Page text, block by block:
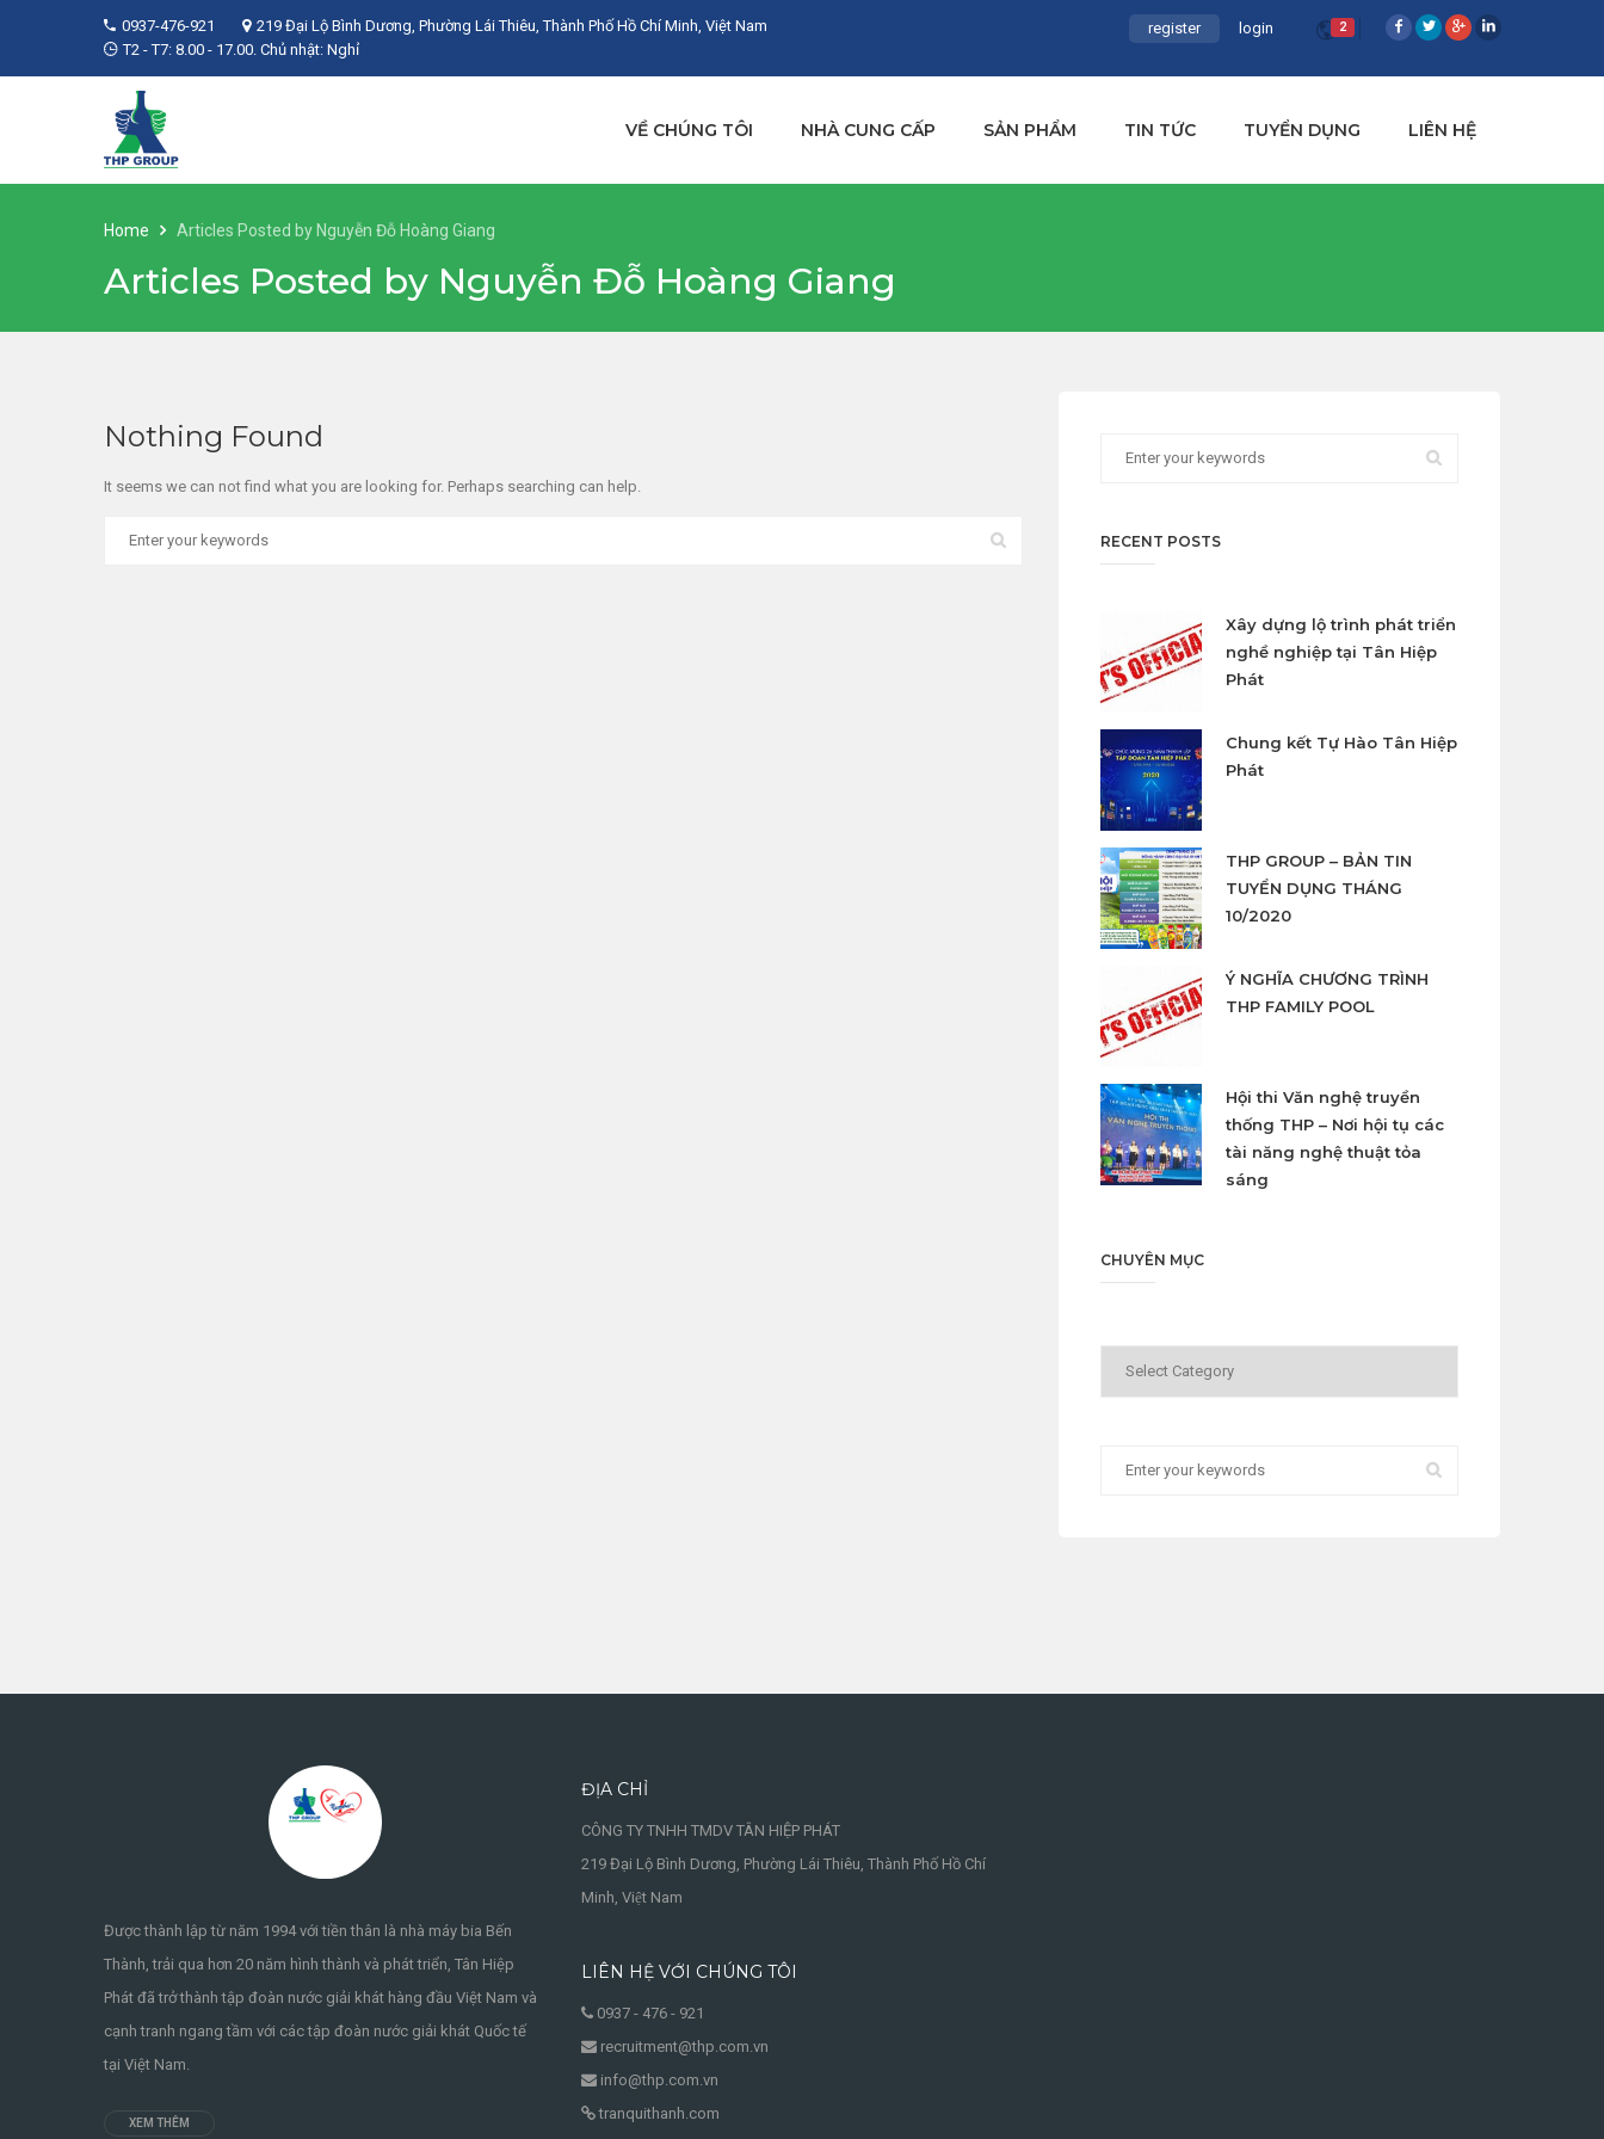
0937-476-921
219 Đại Lộ Bình Dương, Phường Lái Thiêu, Thành Phố Hồ Chí Minh, Việt Nam
T2 - T7: 8.00 - 17.00. Chủ nhật: Nghỉ
2
register login
VỀ CHÚNG TÔI NHÀ CUNG CẤP SẢN PHẨM TIN TỨC TUYỂN DỤNG LIÊN HỆ
Home Articles Posted by Nguyễn Đỗ Hoàng Giang
Articles Posted by Nguyễn Đỗ Hoàng Giang
Nothing Found
It seems we can not find what you are looking for. Perhaps searching can help.
RECENT POSTS
Xây dựng lộ trình phát triển
nghề nghiệp tại Tân Hiệp
Phát
Chung kết Tự Hào Tân Hiệp
Phát
THP GROUP – BẢN TIN
TUYỂN DỤNG THÁNG
10/2020
Ý NGHĨA CHƯƠNG TRÌNH
THP FAMILY POOL
Hội thi Văn nghệ truyền
thống THP – Nơi hội tụ các
tài năng nghệ thuật tỏa
sáng
CHUYÊN MỤC
mục
Được thành lập từ năm 1994 với tiền thân là nhà máy bia Bến
Thành, trải qua hơn 20 năm hình thành và phát triển, Tân Hiệp
Phát đã trở thành tập đoàn nước giải khát hàng đầu Việt Nam và
cạnh tranh ngang tầm với các tập đoàn nước giải khát Quốc tế
tại Việt Nam.
XEM THÊM
ĐỊA CHỈ
CÔNG TY TNHH TMDV TÂN HIỆP PHÁT
219 Đại Lộ Bình Dương, Phường Lái Thiêu, Thành Phố Hồ Chí
Minh, Việt Nam
LIÊN HỆ VỚI CHÚNG TÔI
0937 - 476 - 921
recruitment@thp.com.vn
info@thp.com.vn
tranquithanh.com